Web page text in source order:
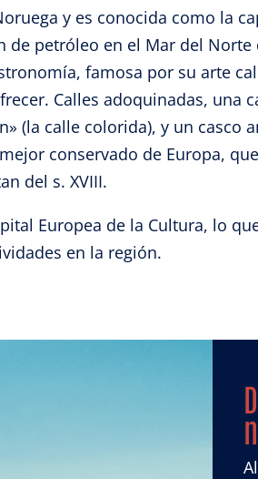
y es conocida como la
petróleo en el Mar del Norte
famosa por su arte
Calles adoquinadas, una
(la calle colorida), y un casco
mejor conservado de Europa,
del s. XVIII.
Europea de la Cultura, lo
en la región.